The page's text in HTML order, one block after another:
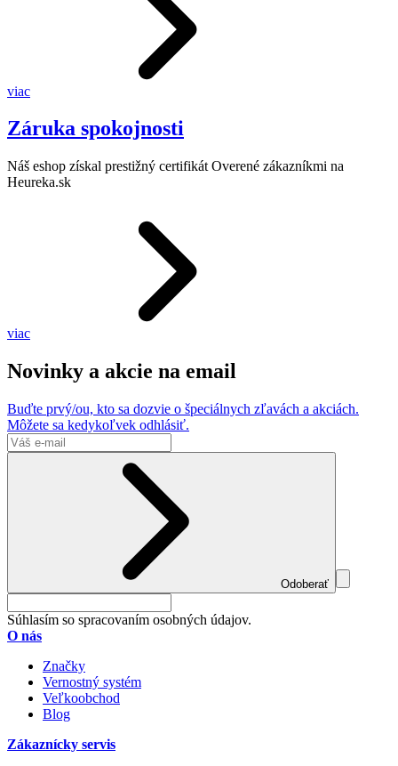
viac
Záruka spokojnosti
Náš eshop získal prestižný certifikát Overené zákazníkmi na
Heureka.sk
viac
Novinky a akcie na email
Buďte prvý/ou, kto sa dozvie o špeciálnych zľavách a akciách.
Môžete sa kedykoľvek odhlásiť.
Odoberať
Súhlasím so spracovaním osobných údajov.
O nás
Značky
Vernostný systém
Veľkoobchod
Blog
Zákaznícky servis